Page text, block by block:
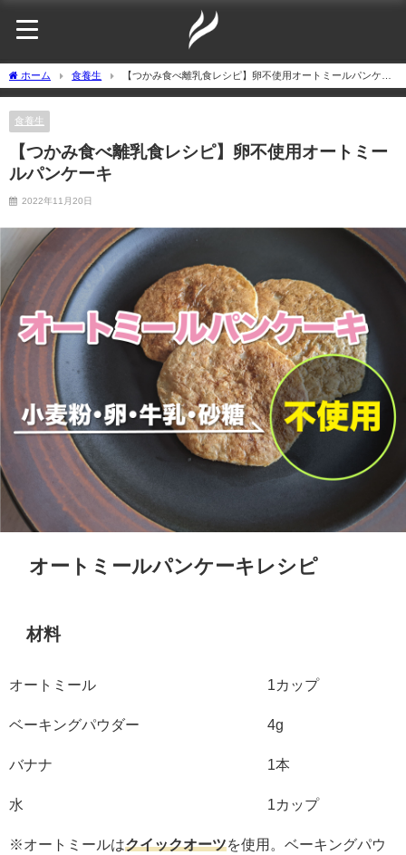
ホーム 食養生
【つかみ食べ離乳食レシピ】卵不使用オートミールパンケー
キ
食養生
【つかみ食べ離乳食レシピ】卵不使用オートミー
ルパンケーキ
2022年11月20日
オートミールパンケーキレシピ
材料
オートミール
ベーキングパウダー
バナナ
水
1カップ
4g
1本
1カップ
※オートミールはクイックオーツを使用。ベーキングパウ